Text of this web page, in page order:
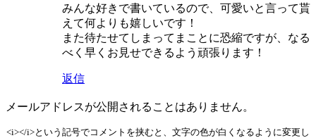
みんな好きで書いているので、可愛いと言って貰
えて何よりも嬉しいです！
また待たせてしまってまことに恐縮ですが、なる
べく早くお見せできるよう頑張ります！
返信
メールアドレスが公開されることはありません。
<i></i>という記号でコメントを挟むと、文字の色が白くなるように変更し